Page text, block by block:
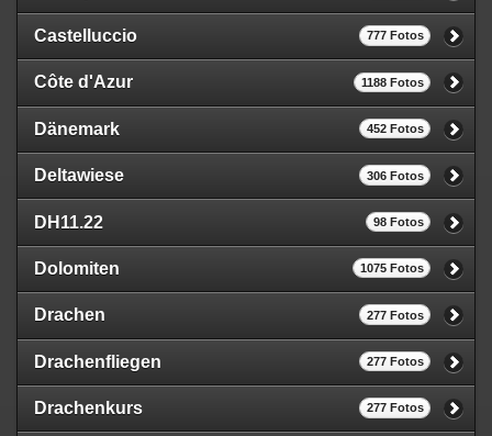
Castelluccio 777 Fotos
Côte d'Azur 1188 Fotos
Dänemark 452 Fotos
Deltawiese 306 Fotos
DH11.22 98 Fotos
Dolomiten 1075 Fotos
Drachen 277 Fotos
Drachenfliegen 277 Fotos
Drachenkurs 277 Fotos